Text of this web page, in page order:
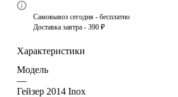
Самовывоз сегодня - бесплатно
Доставка завтра - 390 ₽
Характеристики
Модель
—
Гейзер 2014 Inox